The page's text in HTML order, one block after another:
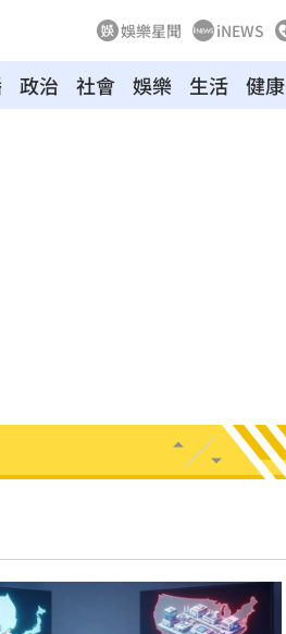
娛樂星聞 iNEWS
政治 社會 娛樂 生活 健康